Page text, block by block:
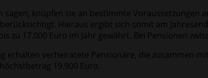
sagen, knüpfen sie an bestimmte
Hieraus ergibt sich somit am
zu 17.000 Euro im Jahr gewährt. Bei Pensionen
erhalten verheiratete Pensionäre, die zusammen
19.900 Euro.